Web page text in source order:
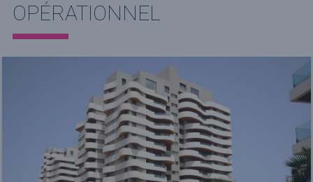
OPÉRATIONNEL